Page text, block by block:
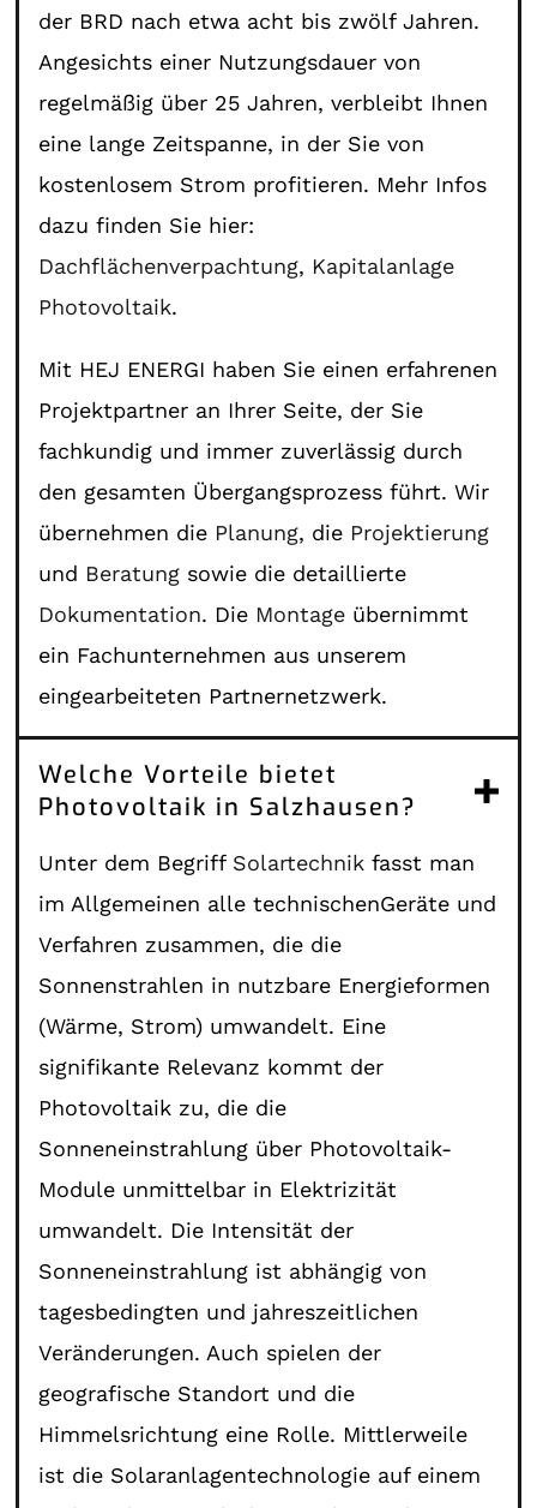
der BRD nach etwa acht bis zwölf Jahren.
Angesichts einer Nutzungsdauer von
regelmäßig über 25 Jahren, verbleibt Ihnen
eine lange Zeitspanne, in der Sie von
kostenlosem Strom profitieren. Mehr Infos
dazu finden Sie hier:
Dachflächenverpachtung, Kapitalanlage
Photovoltaik.
Mit HEJ ENERGI haben Sie einen erfahrenen
Projektpartner an Ihrer Seite, der Sie
fachkundig und immer zuverlässig durch
den gesamten Übergangsprozess führt. Wir
übernehmen die Planung, die Projektierung
und Beratung sowie die detaillierte
Dokumentation. Die Montage übernimmt
ein Fachunternehmen aus unserem
eingearbeiteten Partnernetzwerk.
Welche Vorteile bietet
Photovoltaik in Salzhausen?
Unter dem Begriff Solartechnik fasst man
im Allgemeinen alle technischenGeräte und
Verfahren zusammen, die die
Sonnenstrahlen in nutzbare Energieformen
(Wärme, Strom) umwandelt. Eine
signifikante Relevanz kommt der
Photovoltaik zu, die die
Sonneneinstrahlung über Photovoltaik-
Module unmittelbar in Elektrizität
umwandelt. Die Intensität der
Sonneneinstrahlung ist abhängig von
tagesbedingten und jahreszeitlichen
Veränderungen. Auch spielen der
geografische Standort und die
Himmelsrichtung eine Rolle. Mittlerweile
ist die Solaranlagentechnologie auf einem